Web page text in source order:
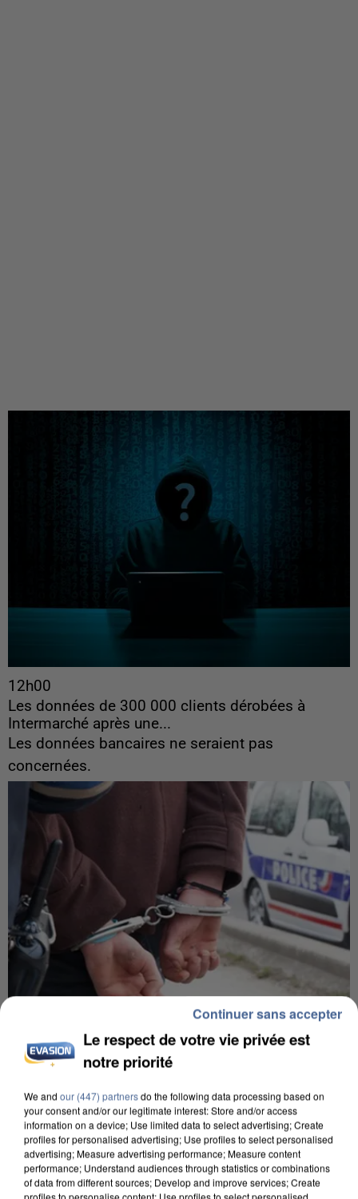
12h00
Les données de 300 000 clients dérobées à
Intermarché après une...
Les données bancaires ne seraient pas
concernées.
8h00
Un second cadre de la DZ Mafia interpellé en
Algérie
Un cofondateur du réseau avait été interpellé
quelques jours plus tôt.
Le respect de votre vie privée est
notre priorité
We and our (447) partnersdo the following data processing based on
your consent and/or our legitimate interest: Store and/or access
information on a device; Use limited data to select advertising; Create
profiles for personalised advertising; Use profiles to select personalised
advertising; Measure advertising performance; Measure content
performance; Understand audiences through statistics or combinations
of data from different sources; Develop and improve services; Create
profiles to personalise content; Use profiles to select personalised
Continuer sans accepter